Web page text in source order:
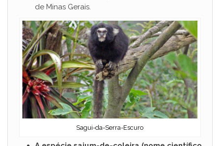
de Minas Gerais.
Sagui-da-Serra-Escuro